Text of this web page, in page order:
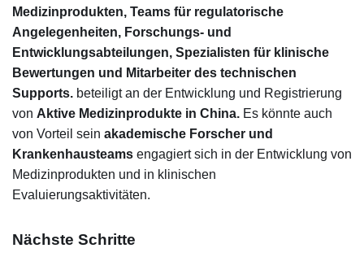
Medizinprodukten, Teams für regulatorische
Angelegenheiten, Forschungs- und
Entwicklungsabteilungen, Spezialisten für klinische
Bewertungen und Mitarbeiter des technischen
Supports. beteiligt an der Entwicklung und Registrierung
von Aktive Medizinprodukte in China. Es könnte auch
von Vorteil sein akademische Forscher und
Krankenhausteams engagiert sich in der Entwicklung von
Medizinprodukten und in klinischen
Evaluierungsaktivitäten.
Nächste Schritte